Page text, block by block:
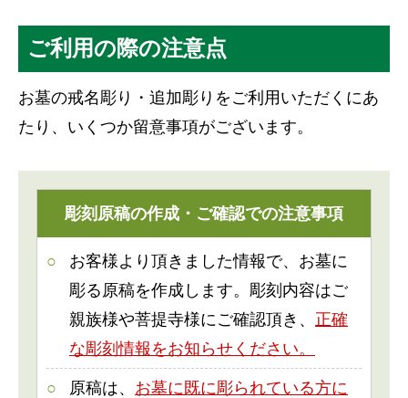
ご利用の際の注意点
お墓の戒名彫り・追加彫りをご利用いただくにあ
たり、いくつか留意事項がございます。
彫刻原稿の作成・ご確認での注意事項
お客様より頂きました情報で、お墓に
彫る原稿を作成します。彫刻内容はご
親族様や菩提寺様にご確認頂き、 正確
な彫刻情報をお知らせください。
原稿は、 お墓に既に彫られている方に